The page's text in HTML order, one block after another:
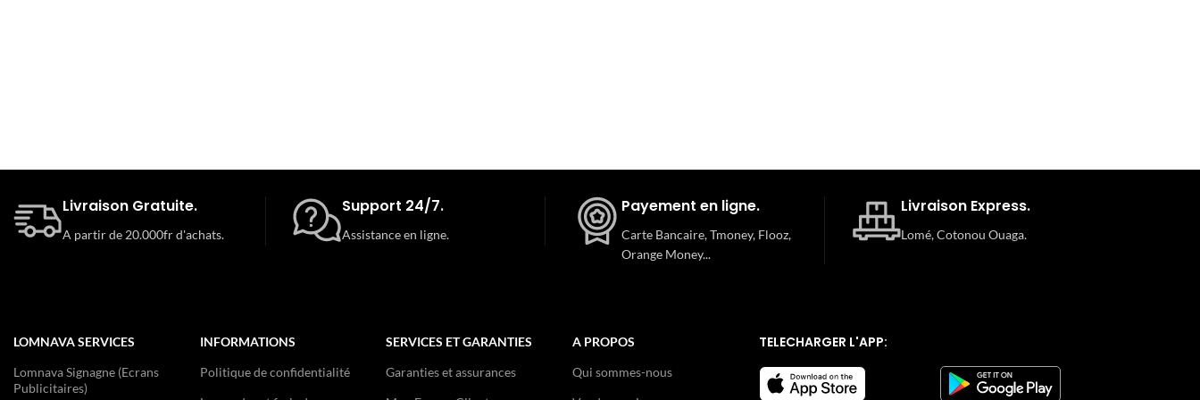
Livraison Gratuite.
A partir de 20.000fr d'achats.
Support 24/7.
Assistance en ligne.
Payement en ligne.
Carte Bancaire, Tmoney, Flooz,
Orange Money...
Livraison Express.
Lomé, Cotonou Ouaga.
LOMNAVA SERVICES
Lomnava Signagne (Ecrans
Publicitaires)
INFORMATIONS
Politique de confidentialité
SERVICES ET GARANTIES
Garanties et assurances
A PROPOS
Qui sommes-nous
TELECHARGER L'APP: